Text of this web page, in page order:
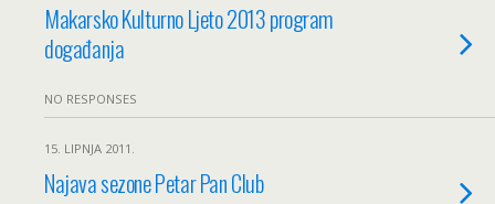
Makarsko Kulturno Ljeto 2013 program
događanja
NO RESPONSES
15. LIPNJA 2011.
Najava sezone Petar Pan Club